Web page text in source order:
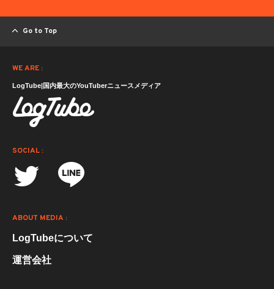
Go to Top
WE ARE :
LogTube|国内最大のYouTuberニュースメディア
SOCIAL :
ABOUT MEDIA :
LogTubeについて
運営会社